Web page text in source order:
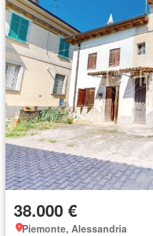
38.000 €
Piemonte, Alessandria